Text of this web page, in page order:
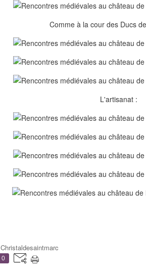
Comme à la cour des Ducs
L'artisanat :
Christaldesaintmarc
0